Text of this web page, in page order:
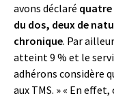
avons déclaré quatre
du dos, deux de
chronique. Par
atteint 9 % et le
adhérons considère
aux TMS. » « En